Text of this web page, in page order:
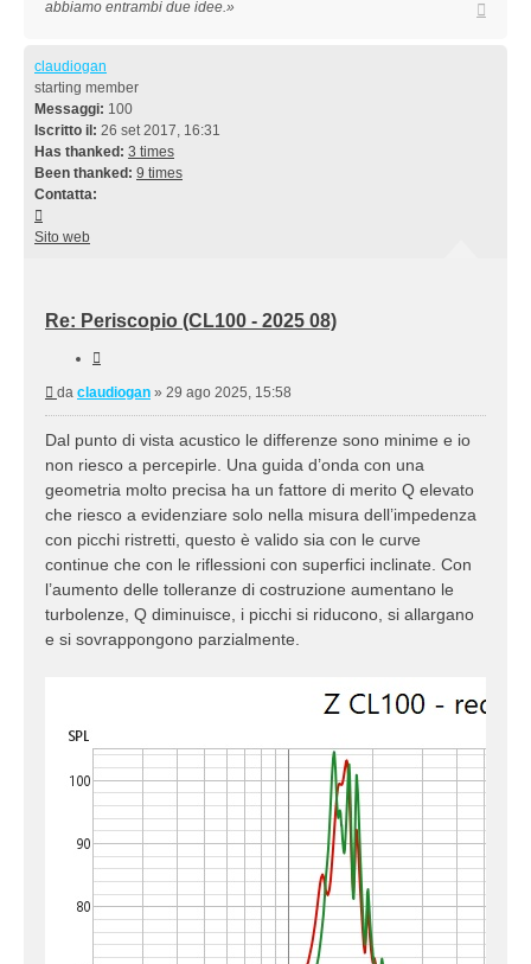
abbiamo entrambi due idee.»
claudiogan
starting member
Messaggi: 100
Iscritto il: 26 set 2017, 16:31
Has thanked: 3 times
Been thanked: 9 times
Contatta:
claudiogan
Sito web
Re: Periscopio (CL100 - 2025 08)
Messaggio
da claudiogan » 29 ago 2025, 15:58
Dal punto di vista acustico le differenze sono minime e io
non riesco a percepirle. Una guida d’onda con una
geometria molto precisa ha un fattore di merito Q elevato
che riesco a evidenziare solo nella misura dell’impedenza
con picchi ristretti, questo è valido sia con le curve
continue che con le riflessioni con superfici inclinate. Con
l’aumento delle tolleranze di costruzione aumentano le
turbolenze, Q diminuisce, i picchi si riducono, si allargano
e si sovrappongono parzialmente.